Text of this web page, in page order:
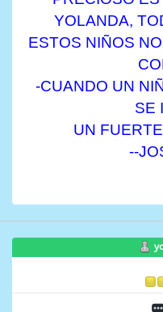
YOLANDA,
ESTOS NIÑOS
-CUANDO UN
SE
UN
--